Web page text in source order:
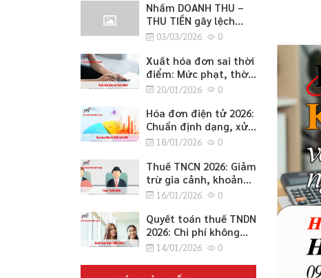
Nhầm DOANH THU –
THU TIỀN gây lệch
CÔNG NỢ 2026
03/03/2026 0
Xuất hóa đơn sai thời
điểm: Mức phạt, thời
điểm lập đúng quy
toàn 2026
20/01/2026 0
Hóa đơn điện tử 2026:
Chuẩn định dạng, xử
lý sai sót, chuyển đổi
cho SME
18/01/2026 0
Thuế TNCN 2026: Giảm
trừ gia cảnh, khoản
miễn/không tính thuế
cho SME
16/01/2026 0
Quyết toán thuế TNDN
2026: Chi phí không
được trừ, ưu đãi và
tăng/giảm cho SME
14/01/2026 0